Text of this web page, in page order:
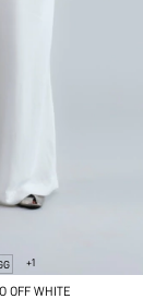
+1
OFF WHITE